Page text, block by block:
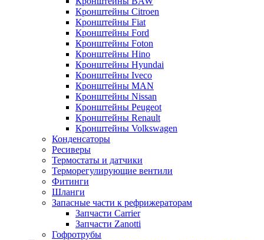
Кронштейны Citroen
Кронштейны Fiat
Кронштейны Ford
Кронштейны Foton
Кронштейны Hino
Кронштейны Hyundai
Кронштейны Iveco
Кронштейны MAN
Кронштейны Nissan
Кронштейны Peugeot
Кронштейны Renault
Кронштейны Volkswagen
Конденсаторы
Ресиверы
Термостаты и датчики
Терморегулирующие вентили
Фитинги
Шланги
Запасные части к рефрижераторам
Запчасти Carrier
Запчасти Zanotti
Гофротрубы